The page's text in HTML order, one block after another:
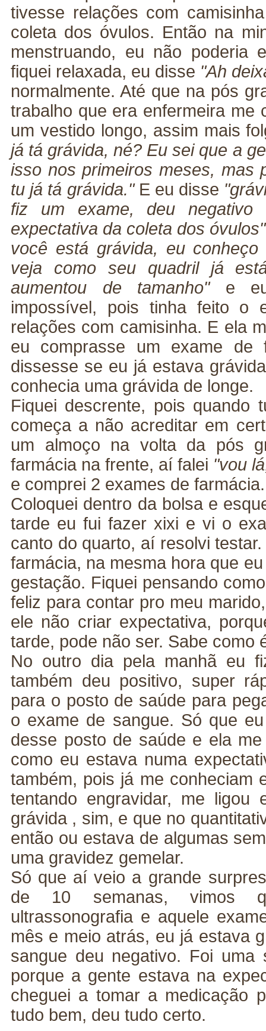
tivesse relações com
coleta dos óvulos. Então na
menstruando, eu não poderia
fiquei relaxada, eu disse "Ah
normalmente. Até que na pós
trabalho que era enfermeira me
um vestido longo, assim mais
já tá grávida, né? Eu sei que a
isso nos primeiros meses, mas
tu já tá grávida."E eu disse
fiz um exame, deu
expectativa da coleta dos óvulos"
você está grávida, eu
veja como seu quadril já
aumentou de tamanho"e eu
impossível, pois tinha feito o
relações com camisinha. E ela
eu comprasse um exame de
dissesse se eu já estava
conhecia uma grávida de longe.
Fiquei descrente, pois quando
começa a não acreditar em
um almoço na volta da pós
farmácia na frente, aí falei "vou
e comprei 2 exames de farmácia.
Coloquei dentro da bolsa e
tarde eu fui fazer xixi e vi o
canto do quarto, aí resolvi
farmácia, na mesma hora que
gestação. Fiquei pensando
feliz para contar pro meu
ele não criar expectativa,
tarde, pode não ser. Sabe como
No outro dia pela manhã eu
também deu positivo, super
para o posto de saúde para
o exame de sangue. Só que
desse posto de saúde e ela
como eu estava numa
também, pois já me conheciam
tentando engravidar, me
grávida , sim, e que no
então ou estava de algumas
uma gravidez gemelar.
Só que aí veio a grande
de 10 semanas, vimos
ultrassonografia e aquele
mês e meio atrás, eu já estava
sangue deu negativo. Foi uma
porque a gente estava na
cheguei a tomar a medicação
tudo bem, deu tudo certo.